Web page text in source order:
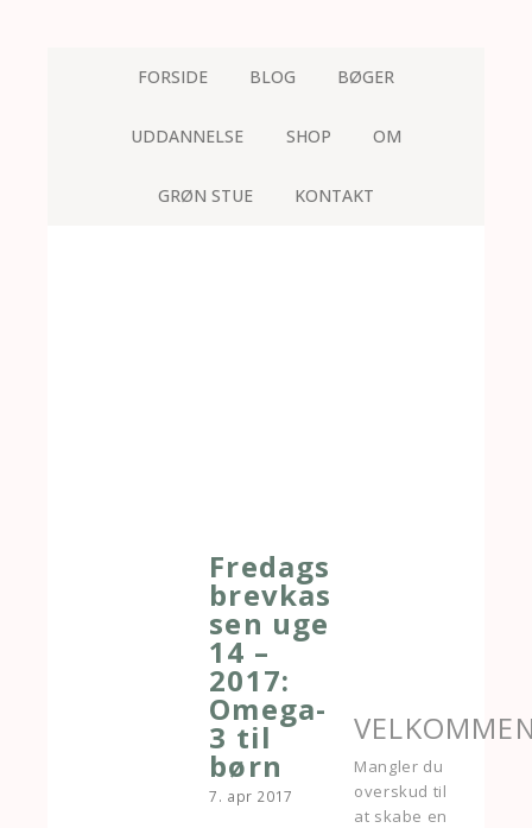
FORSIDE BLOG BØGER
UDDANNELSE SHOP OM
GRØN STUE KONTAKT
Fredags
brevkas
sen uge
14 –
2017:
Omega-
3 til
børn
7. apr 2017
Mangler du
overskud til
at skabe en